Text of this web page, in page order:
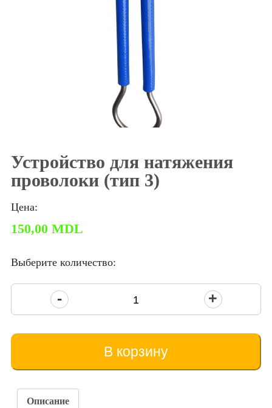
Устройство для натяжения
проволоки (тип 3)
Цена:
150,00 MDL
Выберите количество:
Количество
товара
Dispozitiv
sârmei
3)
В корзину
Описание